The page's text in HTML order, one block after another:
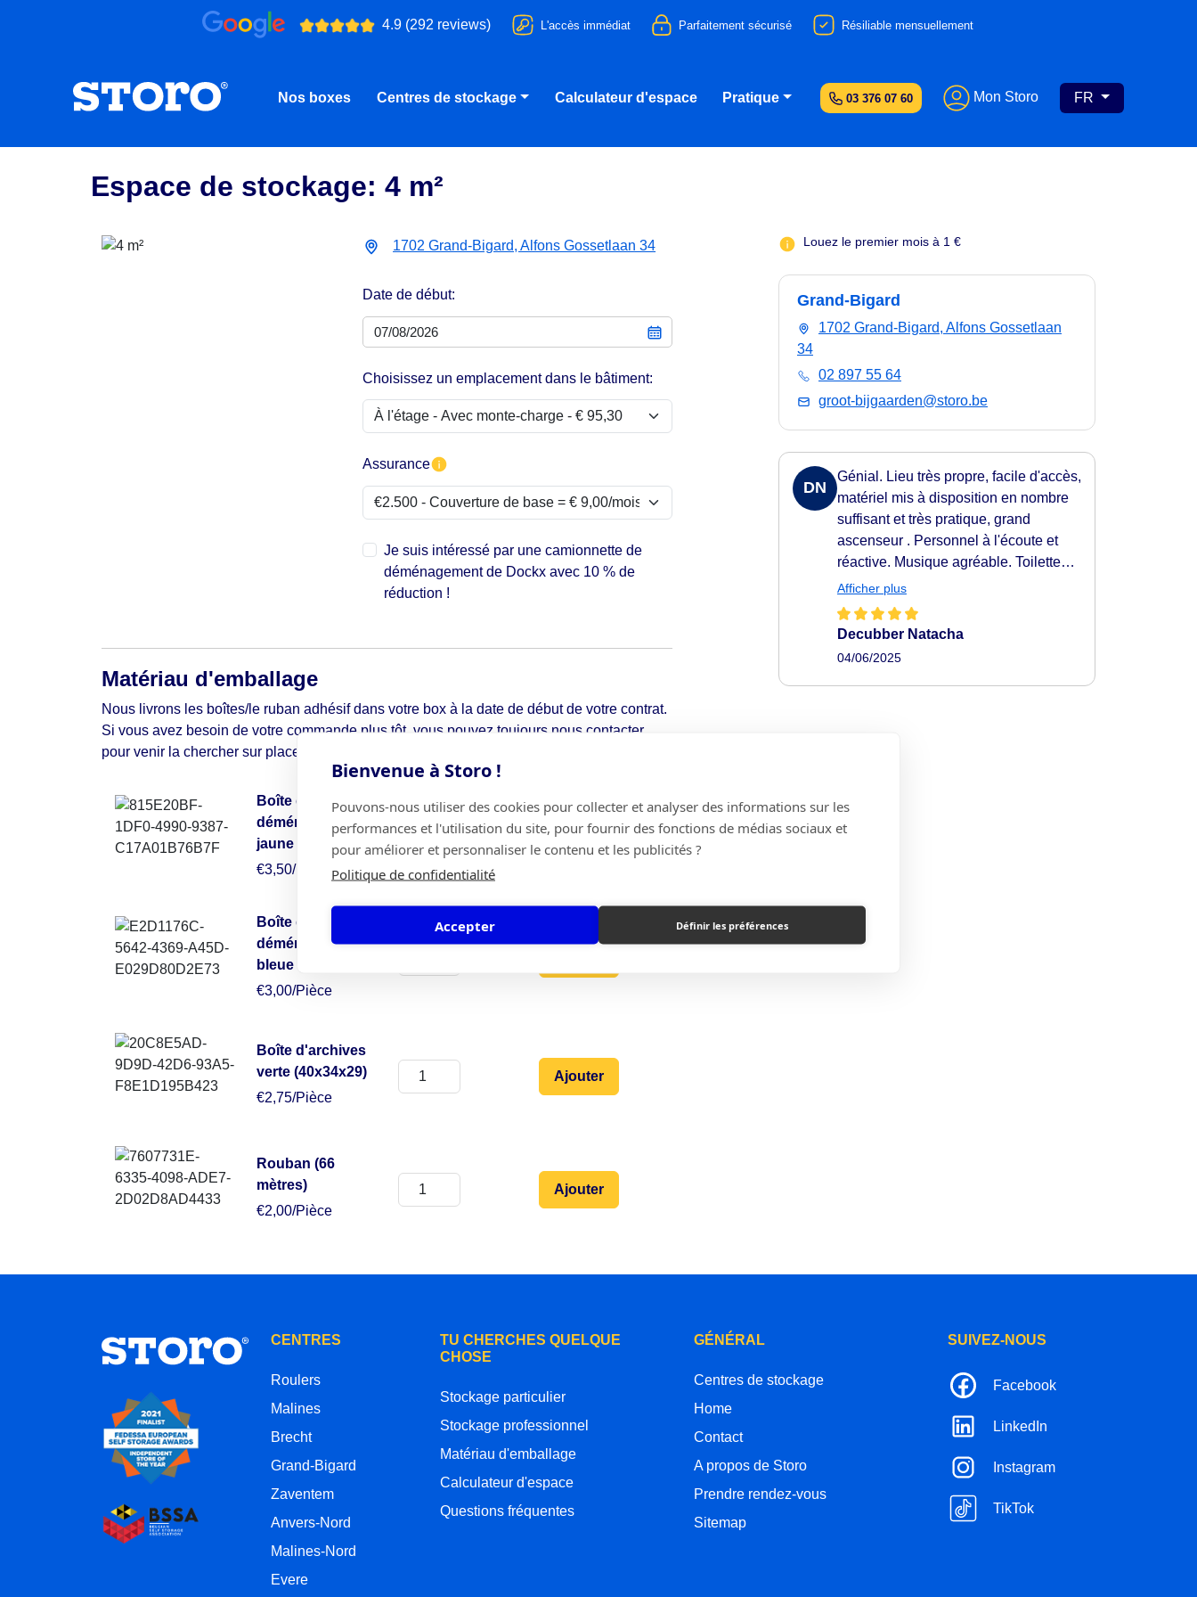
Bienvenue à Storo !
Pouvons-nous utiliser des cookies pour collecter et analyser des informations sur les
performances et l'utilisation du site, pour fournir des fonctions de médias sociaux et
pour améliorer et personnaliser le contenu et les publicités ?
Politique de confidentialité
Accepter Définir les préférences
4.9 (292 reviews) L'accès immédiat Parfaitement sécurisé Résiliable mensuellement
03 376 07 60 Mon Storo FR
Nos boxes Centres de stockage Calculateur d'espace Pratique
Espace de stockage: 4 m²
1702 Grand-Bigard, Alfons Gossetlaan 34
Date de début:
Choisissez un emplacement dans le bâtiment:
Assurance
Je suis intéressé par une camionnette de
déménagement de Dockx avec 10 % de
réduction !
Matériau d'emballage
Nous livrons les boîtes/le ruban adhésif dans votre box à la date de début de votre contrat.
Si vous avez besoin de votre commande plus tôt, vous pouvez toujours nous contacter
pour venir la chercher sur place.
Boîte de
déménagement
jaune (50x50x30)
€3,50/Pièce
Ajouter
Boîte de
déménagement
bleue (49x34x38)
€3,00/Pièce
Boîte d'archives
verte (40x34x29)
€2,75/Pièce
Ajouter
Rouban (66
mètres)
€2,00/Pièce
Ajouter
Louez le premier mois à 1 €
Grand-Bigard
1702 Grand-Bigard, Alfons Gossetlaan
34
02 897 55 64
groot-bijgaarden@storo.be
DN
Génial. Lieu très propre, facile d'accès,
matériel mis à disposition en nombre
suffisant et très pratique, grand
ascenseur . Personnel à l'écoute et
réactive. Musique agréable. Toilettes
propres. Je le recommande vivement.
Afficher plus
Decubber Natacha
04/06/2025
CENTRES
Roulers
Malines
Brecht
Grand-Bigard
Zaventem
Anvers-Nord
Malines-Nord
Evere
TU CHERCHES QUELQUE
CHOSE
Stockage particulier
Stockage professionnel
Matériau d'emballage
Calculateur d'espace
Questions fréquentes
GÉNÉRAL
Centres de stockage
Home
Contact
A propos de Storo
Prendre rendez-vous
Sitemap
SUIVEZ-NOUS
Facebook
LinkedIn
Instagram
TikTok